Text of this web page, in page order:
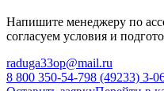
Напишите менеджеру по
согласуем условия и
raduga33op@mail.ru
8 800 350-54-798 (49233) 3-